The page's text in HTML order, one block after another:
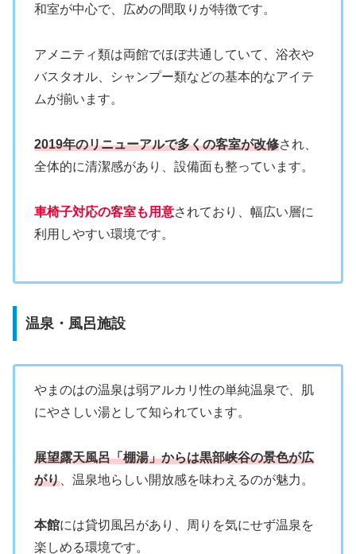
和室が中心で、広めの間取りが特徴です。
アメニティ類は両館でほぼ共通していて、浴衣や
バスタオル、シャンプー類などの基本的なアイテ
ムが揃います。
2019年のリニューアルで多くの客室が改修され、
全体的に清潔感があり、設備面も整っています。
車椅子対応の客室も用意されており、幅広い層に
利用しやすい環境です。
温泉・風呂施設
やまのはの温泉は弱アルカリ性の単純温泉で、肌
にやさしい湯として知られています。
展望露天風呂「棚湯」からは黒部峡谷の景色が広
がり 、温泉地らしい開放感を味わえるのが魅力。
本館には貸切風呂があり、周りを気にせず温泉を
楽しめる環境です。